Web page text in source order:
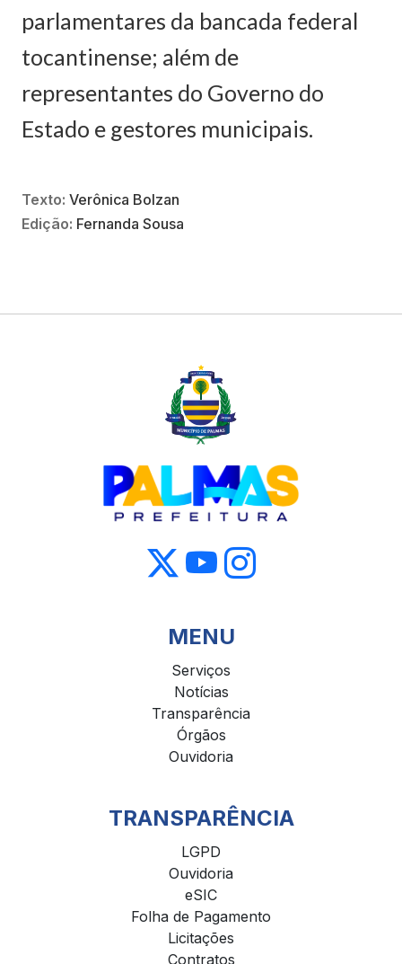
parlamentares da bancada federal
tocantinense; além de
representantes do Governo do
Estado e gestores municipais.
Texto: Verônica Bolzan
Edição: Fernanda Sousa
MENU
Serviços
Notícias
Transparência
Órgãos
Ouvidoria
TRANSPARÊNCIA
LGPD
Ouvidoria
eSIC
Folha de Pagamento
Licitações
Contratos